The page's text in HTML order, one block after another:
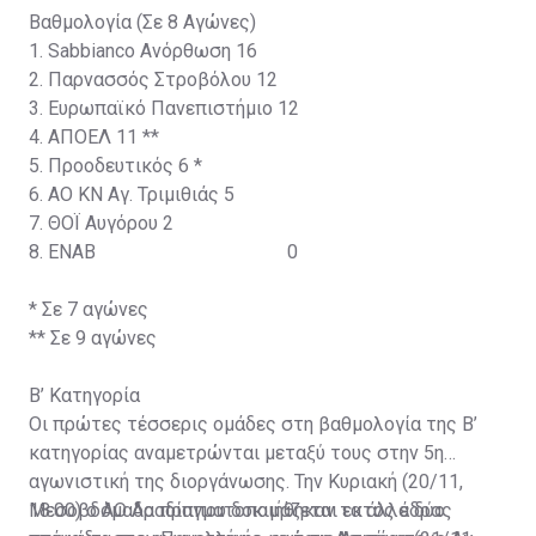
Βαθμολογία (Σε 8 Αγώνες)
1. Sabbianco Ανόρθωση 16
2. Παρνασσός Στροβόλου 12
3. Ευρωπαϊκό Πανεπιστήμιο 12
4. ΑΠΟΕΛ 11 **
5. Προοδευτικός 6 *
6. ΑΟ ΚΝ Αγ. Τριμιθιάς 5
7. ΘΟΪ Αυγόρου 2
8. ΕΝΑΒ 0
* Σε 7 αγώνες
** Σε 9 αγώνες
Β’ Κατηγορία
Οι πρώτες τέσσερις ομάδες στη βαθμολογία της Β’
κατηγορίας αναμετρώνται μεταξύ τους στην 5η
αγωνιστική της διοργάνωσης. Την Κυριακή (20/11,
18:00) o ΑΟ Αραδίππου δοκιμάζεται εκτός έδρας
Μεσοβδόμαδα πραγματοποιήθηκαν τα άλλα δύο